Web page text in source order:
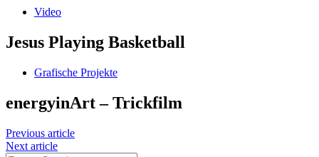
Video
Jesus Playing Basketball
Grafische Projekte
energyinArt – Trickfilm
Previous article
Next article